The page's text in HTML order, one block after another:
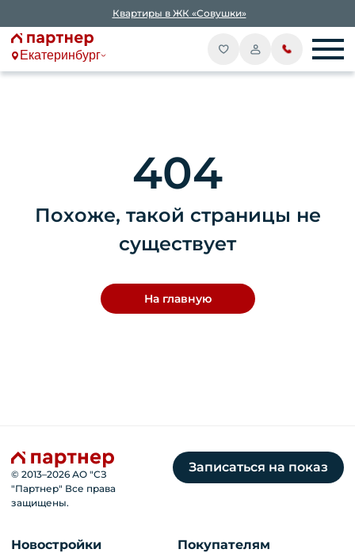
Квартиры в ЖК «Совушки»
Екатеринбург
404
Похоже, такой страницы не
существует
На главную
© 2013–2026 АО "СЗ
"Партнер" Все права
защищены.
Записаться на показ
Новостройки Покупателям